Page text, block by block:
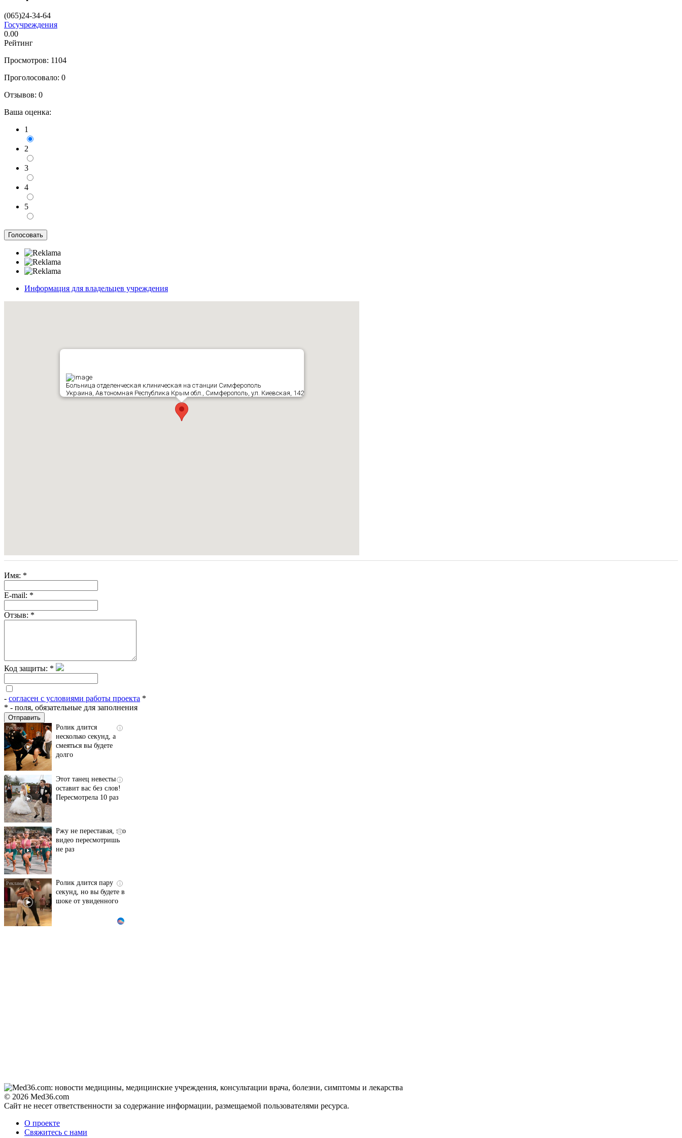
(065)24-34-64
Госучреждения
0.00
Рейтинг
Просмотров: 1104
Проголосовало: 0
Отзывов: 0
Ваша оценка:
1
2
3
4
5
Информация для владельцев учреждения
Больница отделенческая клиническая на станции Симферополь
Украина, Автономная Республика Крым обл., Симферополь, ул. Киевская, 142
Имя: *
E-mail: *
Отзыв: *
Код защиты: *
- согласен с условиями работы проекта *
* - поля, обязательные для заполнения
Скрытая камера на
пляже Крыма: Что
их не видят...
i
Ролик длится
несколько секунд, а
смеяться вы будете
долго
i
Этот танец невесты
оставит вас без слов!
Пересмотрела 10 раз
i
Ржу не переставая, это
видео пересмотришь
не раз
i
Ролик длится пару
секунд, но вы будете в
шоке от увиденного
© 2026 Med36.com
Сайт не несет ответственности за содержание информации, размещаемой пользователями ресурса.
О проекте
Свяжитесь с нами